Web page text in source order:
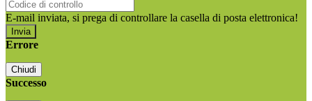
E-mail inviata, si prega di controllare la casella di posta elettronica!
Errore
Chiudi
Successo